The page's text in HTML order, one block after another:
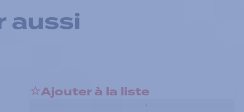
aussi
Ajouter à la liste